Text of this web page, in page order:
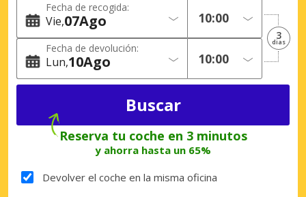
Fecha de recogida:
Vie 07Ago
Fecha de devolución:
Lun 10Ago
3
dias
Reserva tu coche en 3 minutos
y ahorra hasta un 65%
Devolver el coche en la misma oficina